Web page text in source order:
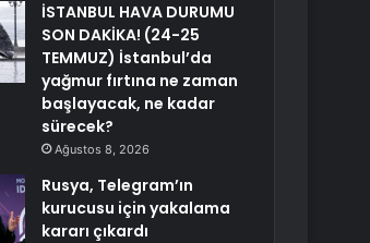
İSTANBUL HAVA DURUMU
SON DAKİKA! (24-25
TEMMUZ) İstanbul’da
yağmur fırtına ne zaman
başlayacak, ne kadar
sürecek?
Ağustos 8, 2026
Rusya, Telegram’ın
kurucusu için yakalama
kararı çıkardı